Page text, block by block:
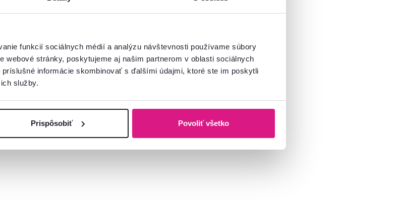
funkcií sociálnych médií a analýzu návštevnosti používame súbory
webové stránky, poskytujeme aj našim partnerom v oblasti sociálnych
informácie skombinovať s ďalšími údajmi, ktoré ste im poskytli
služby.
Prispôsobiť Povoliť všetko